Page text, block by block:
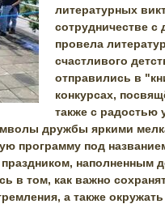
литературных
сотрудничестве
провела
счастливого
отправились в
конкурсах,
также с радостью
дружбы яркими
программу под
наполненным
в том, как важно
а также